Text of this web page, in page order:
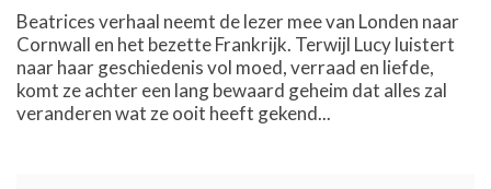
Beatrices verhaal neemt de lezer mee van Londen naar
Cornwall en het bezette Frankrijk. Terwijl Lucy luistert
naar haar geschiedenis vol moed, verraad en liefde,
komt ze achter een lang bewaard geheim dat alles zal
veranderen wat ze ooit heeft gekend...